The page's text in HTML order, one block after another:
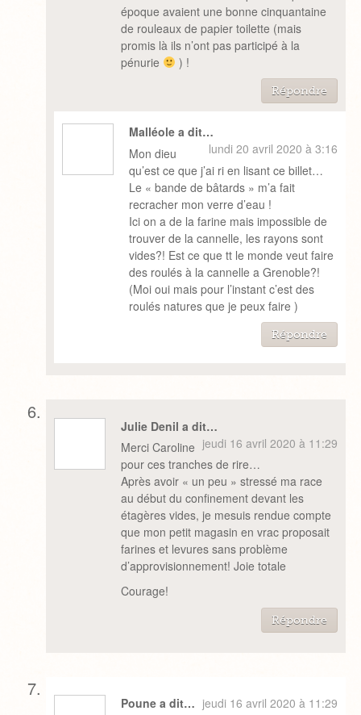
époque avaient une bonne cinquantaine
de rouleaux de papier toilette (mais
promis là ils n’ont pas participé à la
pénurie
) !
Répondre
Malléole a dit…
lundi 20 avril 2020 à 3:16
Mon dieu
qu’est ce que j’ai ri en lisant ce billet…
Le « bande de bâtards » m’a fait
recracher mon verre d’eau !
Ici on a de la farine mais impossible de
trouver de la cannelle, les rayons sont
vides?! Est ce que tt le monde veut faire
des roulés à la cannelle a Grenoble?!
(Moi oui mais pour l’instant c’est des
roulés natures que je peux faire )
Répondre
Julie Denil a dit…
jeudi 16 avril 2020 à 11:29
Merci Caroline
pour ces tranches de rire…
Après avoir « un peu » stressé ma race
au début du confinement devant les
étagères vides, je mesuis rendue compte
que mon petit magasin en vrac proposait
farines et levures sans problème
d’approvisionnement! Joie totale
Courage!
Répondre
Poune a dit… jeudi 16 avril 2020 à 11:29